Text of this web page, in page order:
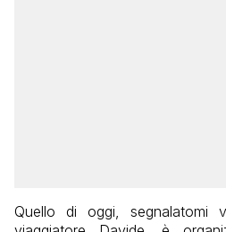
Quello di oggi, segnalatomi